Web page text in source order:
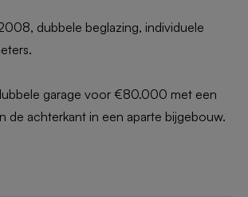
dubbele beglazing, individuele
garage voor €80.000 met een
de achterkant in een aparte bijgebouw.